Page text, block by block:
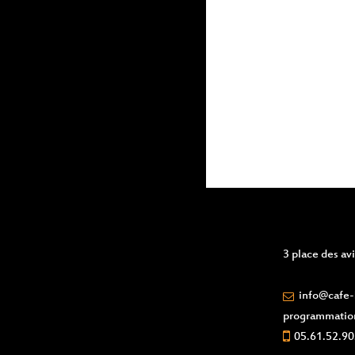
3 place des